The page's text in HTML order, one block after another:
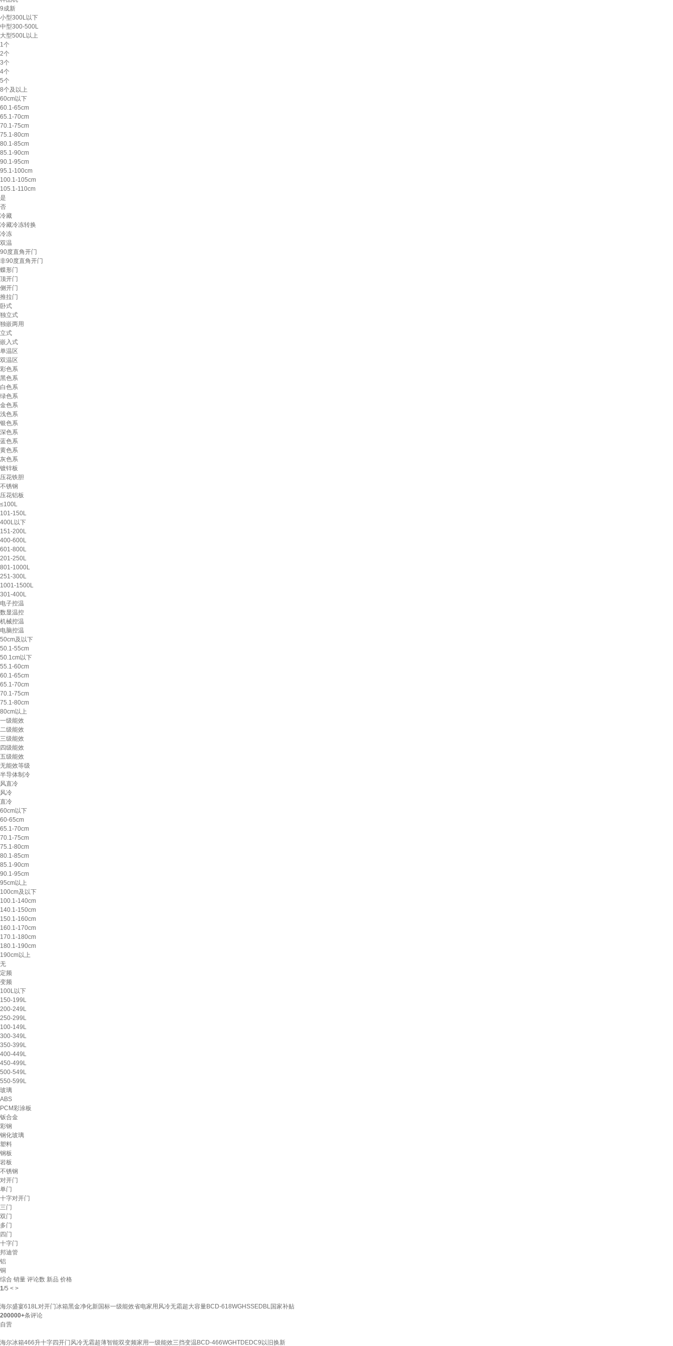
9成新
小型300L以下
中型300-500L
大型500L以上
1个
2个
3个
4个
5个
8个及以上
60cm以下
60.1-65cm
65.1-70cm
70.1-75cm
75.1-80cm
80.1-85cm
85.1-90cm
90.1-95cm
95.1-100cm
100.1-105cm
105.1-110cm
是
否
冷藏
冷藏冷冻转换
冷冻
双温
90度直角开门
非90度直角开门
蝶形门
顶开门
侧开门
推拉门
卧式
独立式
独嵌两用
立式
嵌入式
单温区
双温区
彩色系
黑色系
白色系
绿色系
金色系
浅色系
银色系
深色系
蓝色系
黄色系
灰色系
镀锌板
压花铁胆
不锈钢
压花铝板
≤100L
101-150L
400L以下
151-200L
400-600L
601-800L
201-250L
801-1000L
251-300L
1001-1500L
301-400L
电子控温
数显温控
机械控温
电脑控温
50cm及以下
50.1-55cm
50.1cm以下
55.1-60cm
60.1-65cm
65.1-70cm
70.1-75cm
75.1-80cm
80cm以上
一级能效
二级能效
三级能效
四级能效
五级能效
无能效等级
半导体制冷
风直冷
风冷
直冷
60cm以下
60-65cm
65.1-70cm
70.1-75cm
75.1-80cm
80.1-85cm
85.1-90cm
90.1-95cm
95cm以上
100cm及以下
100.1-140cm
140.1-150cm
150.1-160cm
160.1-170cm
170.1-180cm
180.1-190cm
190cm以上
无
定频
变频
100L以下
150-199L
200-249L
250-299L
100-149L
300-349L
350-399L
400-449L
450-499L
500-549L
550-599L
玻璃
ABS
PCM彩涂板
钣合金
彩钢
钢化玻璃
塑料
钢板
岩板
不锈钢
对开门
单门
十字对开门
三门
双门
多门
四门
十字门
邦迪管
铝
铜
综合 销量 评论数 新品 价格
1/5 < >
海尔盛宴618L对开门冰箱黑金净化新国标一级能效省电家用风冷无霜超大容量BCD-618WGHSSEDBL国家补贴
200000+条评论
自营
海尔冰箱466升十字四开门风冷无霜超薄智能双变频家用一级能效三挡变温BCD-466WGHTDEDC9以旧换新